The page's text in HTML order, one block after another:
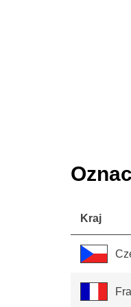
Kraj